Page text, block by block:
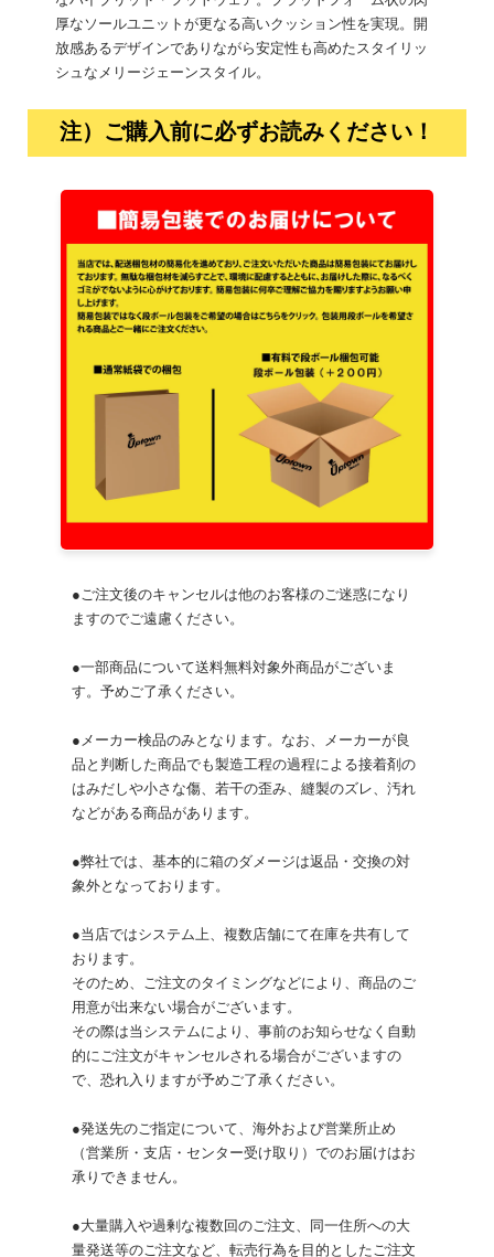
厚なソールユニットが更なる高いクッション性を実現。開
放感あるデザインでありながら安定性も高めたスタイリッ
シュなメリージェーンスタイル。
注）ご購入前に必ずお読みください！
●ご注文後のキャンセルは他のお客様のご迷惑になり
ますのでご遠慮ください。
●一部商品について送料無料対象外商品がございま
す。予めご了承ください。
●メーカー検品のみとなります。なお、メーカーが良
品と判断した商品でも製造工程の過程による接着剤の
はみだしや小さな傷、若干の歪み、縫製のズレ、汚れ
などがある商品があります。
●弊社では、基本的に箱のダメージは返品・交換の対
象外となっております。
●当店ではシステム上、複数店舗にて在庫を共有して
おります。
そのため、ご注文のタイミングなどにより、商品のご
用意が出来ない場合がございます。
その際は当システムにより、事前のお知らせなく自動
的にご注文がキャンセルされる場合がございますの
で、恐れ入りますが予めご了承ください。
●発送先のご指定について、海外および営業所止め
（営業所・支店・センター受け取り）でのお届けはお
承りできません。
●大量購入や過剰な複数回のご注文、同一住所への大
量発送等のご注文など、転売行為を目的としたご注文